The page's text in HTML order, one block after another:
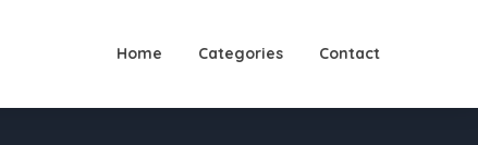
Home Categories Contact